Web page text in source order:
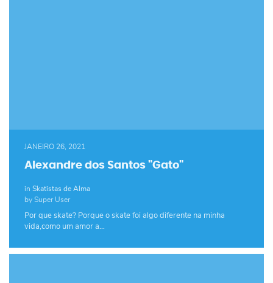
JANEIRO 26, 2021
Alexandre dos Santos "Gato"
in Skatistas de Alma
by Super User
Por que skate? Porque o skate foi algo diferente na minha
vida,como um amor a…